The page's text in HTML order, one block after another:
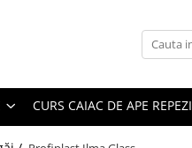
CURS CAIAC DE APE REPEZI